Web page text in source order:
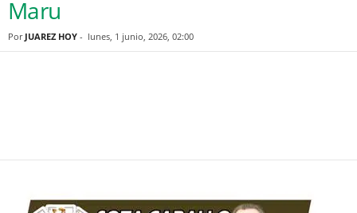
Maru
Por JUAREZ HOY - lunes, 1 junio, 2026, 02:00